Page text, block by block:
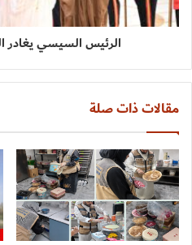
الرئيس السيسي يغادر
مقالات ذات صلة